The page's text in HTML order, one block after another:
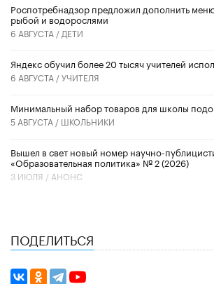
Роспотребнадзор предложил дополнить
рыбой и водорослями
6 АВГУСТА / ДЕТИ
​Яндекс обучил более 20 тысяч учителей
6 АВГУСТА /УЧИТЕЛЯ
Минимальный набор товаров для школы
5 АВГУСТА / ШКОЛЬНИКИ
Вышел в свет новый номер научно-
«Образовательная политика» № 2 (2026)
3 ИЮЛЯ / АНОНС
ПОДЕЛИТЬСЯ